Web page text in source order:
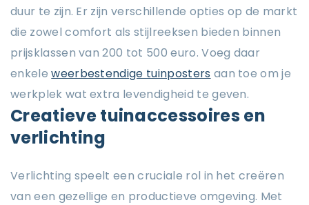
duur te zijn. Er zijn verschillende opties op de markt
die zowel comfort als stijlreeksen bieden binnen
prijsklassen van 200 tot 500 euro. Voeg daar
enkeleweerbestendige tuinposters aan toe om je
werkplek wat extra levendigheid te geven.
Creatieve tuinaccessoires en
verlichting
Verlichting speelt een cruciale rol in het creëren
van een gezellige en productieve omgeving. Met